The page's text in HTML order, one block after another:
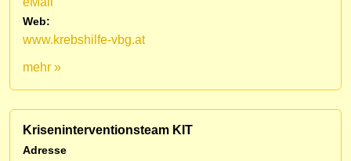
Web:
www.krebshilfe-vbg.at
mehr »
Kriseninterventionsteam KIT
Adresse